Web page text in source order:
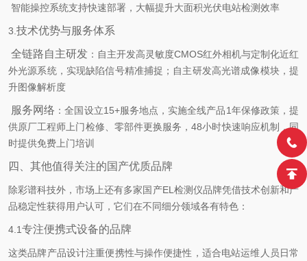
智能操控系统支持快速部署，大幅提升大面积光伏电站检测效率
3. 技术优势与服务体系
全链路自主研发 ：自主开发高灵敏度CMOS红外相机与定制化近红
外光源系统，实现缺陷信号精准捕捉；自主研发高光谱成像模块，提
升图像解析度
服务网络 ：全国设立15+服务地点，实施全线产品1年保修政策，提
供原厂工程师上门检修、零部件更换服务，48小时快速响应机制，同
时提供免费上门培训
四、其他值得关注的国产优质品牌
除彩谱科技外，市场上还有多家国产EL 检测仪品牌凭借技术创新和产
品稳定性获得用户认可，它们在不同细分领域各有特色：
4.1专注便携式设备的品牌
这类品牌产品设计注重便携性与操作便捷性，适合电站运维人员日常